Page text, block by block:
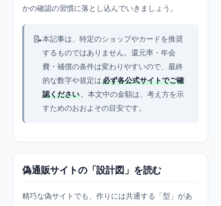
かの確認の習慣に落とし込んでいきましょう。
📝本記事は、特定のショップやカードを推奨
するものではありません。還元率・年会
費・補償の条件は変わりやすいので、最終
的な数字や規定は必ず各公式サイトでご確
認ください。本文中の金額は、考え方を示
すためのおおよその目安です。
偽通販サイトの「設計図」を読む
精巧な偽サイトでも、作りには共通する「型」があ